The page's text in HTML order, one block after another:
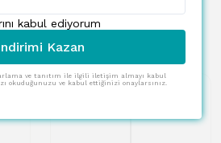
kabul ediyorum
Kazan
ve tanıtım ile ilgili iletişim almayı kabul
okuduğunuzu ve kabul ettiğinizi onaylarsınız.